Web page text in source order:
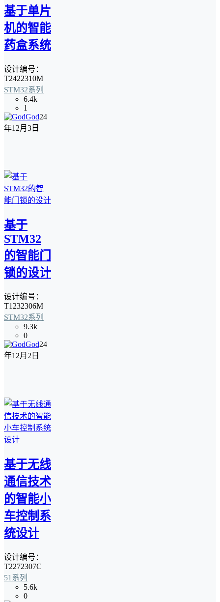
基于单片
机的智能
药盒系统
设计编号：
T2422310M
STM32系列
6.4k
1
God24
年12月3日
基于
STM32
的智能门
锁的设计
设计编号：
T1232306M
STM32系列
9.3k
0
God24
年12月2日
基于无线
通信技术
的智能小
车控制系
统设计
设计编号：
T2272307C
51系列
5.6k
0